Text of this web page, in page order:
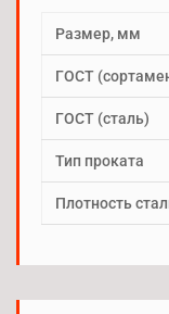
Размер, мм
ГОСТ
ГОСТ (сталь)
Тип проката
Плотность